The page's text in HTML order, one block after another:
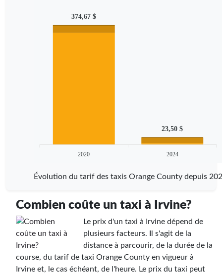
374,67 $
23,50 $
2020 2024
Évolution du tarif des taxis Orange County depuis
Combien coûte un taxi à Irvine?
Le prix d'un taxi à Irvine dépend de
plusieurs facteurs. Il s'agit de la
distance à parcourir, de la durée de la
course, du tarif de taxi Orange County en vigueur à
Irvine et, le cas échéant, de l'heure. Le prix du taxi peut